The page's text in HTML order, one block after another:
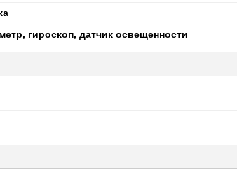
гироскоп, датчик освещенности